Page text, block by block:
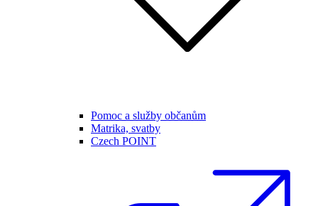
Pomoc a služby občanům
Matrika, svatby
Czech POINT